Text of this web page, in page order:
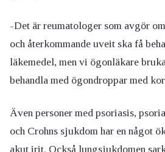
-Det är reumatologer som avgör
och återkommande uveit ska få
läkemedel, men vi ögonläkare
behandla med ögondroppar med
Även personer med psoriasis,
och Crohns sjukdom har en något
akut irit. Också lungsjukdomen